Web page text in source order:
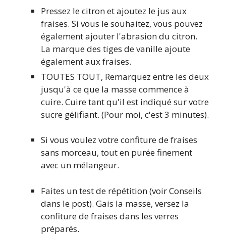
Pressez le citron et ajoutez le jus aux
fraises. Si vous le souhaitez, vous pouvez
également ajouter l'abrasion du citron.
La marque des tiges de vanille ajoute
également aux fraises.
TOUTES TOUT, Remarquez entre les deux
jusqu'à ce que la masse commence à
cuire. Cuire tant qu'il est indiqué sur votre
sucre gélifiant. (Pour moi, c'est 3 minutes).
Si vous voulez votre confiture de fraises
sans morceau, tout en purée finement
avec un mélangeur.
Faites un test de répétition (voir Conseils
dans le post). Gais la masse, versez la
confiture de fraises dans les verres
préparés.